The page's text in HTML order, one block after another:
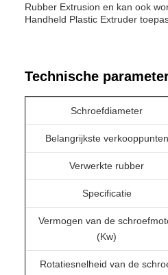
Rubber Extrusion en kan ook
Handheld Plastic Extruder
Technische
Schroefdiameter
Belangrijkste verkooppunten
Verwerkte rubber
Specificatie
Vermogen van de
(Kw)
Rotatiesnelheid van de